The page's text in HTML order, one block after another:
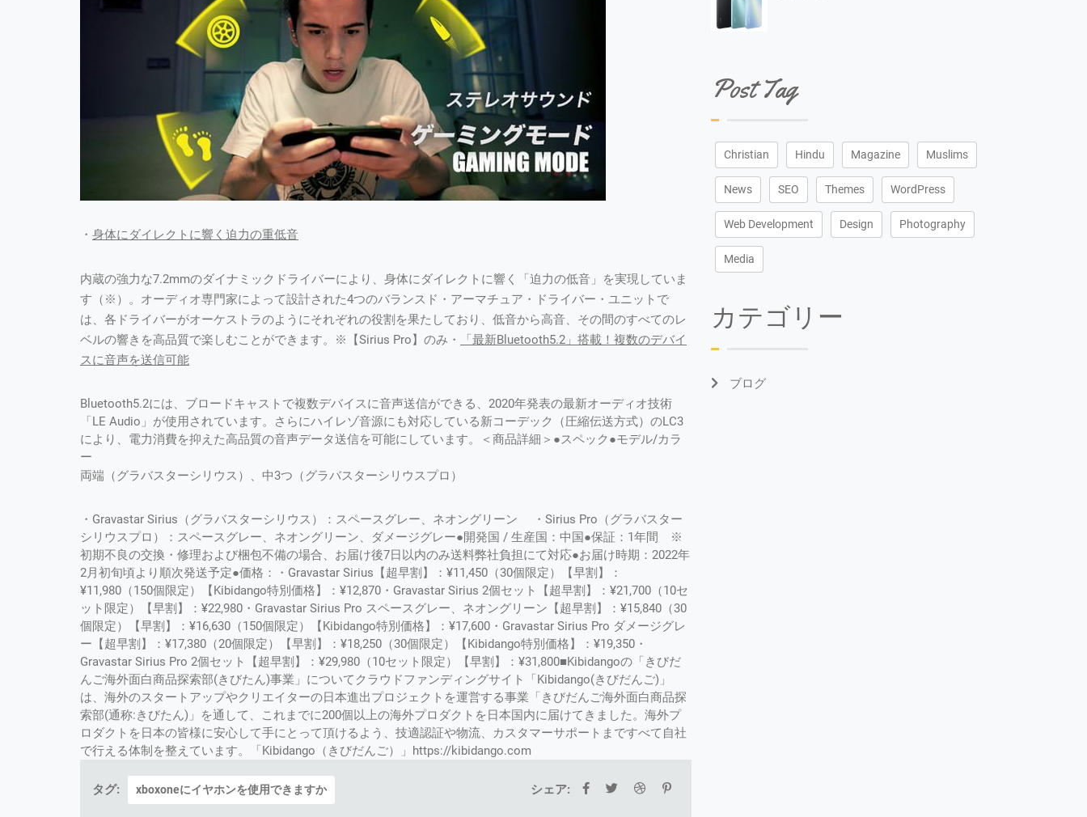
・ 身体にダイレクトに響く迫力の重低音
内蔵の強力な7.2mmのダイナミックドライバーにより、身体にダイレクトに響く「迫力の低音」を実現していま
す（※）。オーディオ専門家によって設計された4つのバランスド・アーマチュア・ドライバー・ユニットで
は、各ドライバーがオーケストラのようにそれぞれの役割を果たしており、低音から高音、その間のすべてのレ
ベルの響きを高品質で楽しむことができます。※【Sirius Pro】のみ・
「最新Bluetooth5.2」搭載！複数のデバイ
スに音声を送信可能
Bluetooth5.2には、ブロードキャストで複数デバイスに音声送信ができる、2020年発表の最新オーディオ技術
「LE Audio」が使用されています。さらにハイレゾ音源にも対応している新コーデック（圧縮伝送方式）のLC3
により、電力消費を抑えた高品質の音声データ送信を可能にしています。＜商品詳細＞●スペック●モデル/カラ
ー
両端（グラバスターシリウス）、中3つ（グラバスターシリウスプロ）
・Gravastar Sirius（グラバスターシリウス）：スペースグレー、ネオングリーン ・Sirius Pro（グラバスター
シリウスプロ）：スペースグレー、ネオングリーン、ダメージグレー●開発国 / 生産国：中国●保証：1年間 ※
初期不良の交換・修理および梱包不備の場合、お届け後7日以内のみ送料弊社負担にて対応●お届け時期：2022年
2月初旬頃より順次発送予定●価格：・Gravastar Sirius【超早割】：¥11,450（30個限定）【早割】：
¥11,980（150個限定）【Kibidango特別価格】：¥12,870・Gravastar Sirius 2個セット【超早割】：¥21,700（10セ
ット限定）【早割】：¥22,980・Gravastar Sirius Pro スペースグレー、ネオングリーン【超早割】：¥15,840（30
個限定）【早割】：¥16,630（150個限定）【Kibidango特別価格】：¥17,600・Gravastar Sirius Pro ダメージグレ
ー【超早割】：¥17,380（20個限定）【早割】：¥18,250（30個限定）【Kibidango特別価格】：¥19,350・
Gravastar Sirius Pro 2個セット【超早割】：¥29,980（10セット限定）【早割】：¥31,800■Kibidangoの「きびだ
んご海外面白商品探索部(きびたん)事業」についてクラウドファンディングサイト「Kibidango(きびだんご)」
は、海外のスタートアップやクリエイターの日本進出プロジェクトを運営する事業「きびだんご海外面白商品探
索部(通称:きびたん)」を通して、これまでに200個以上の海外プロダクトを日本国内に届けてきました。海外プ
ロダクトを日本の皆様に安心して手にとって頂けるよう、技適認証や物流、カスタマーサポートまですべて自社
で行える体制を整えています。「Kibidango（きびだんご）」https://kibidango.com
タグ: xboxoneにイヤホンを使用できますか シェア:
Post Tag
Christian Hindu Magazine Muslims
News SEO Themes WordPress
Web Development Design Photography
Media
カテゴリー
ブログ